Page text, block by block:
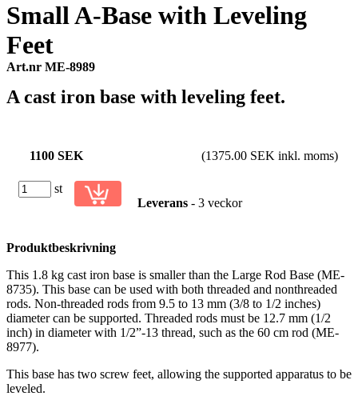
Small A-Base with Leveling
Feet
Art.nr ME-8989
A cast iron base with leveling feet.
1100 SEK (1375.00 SEK inkl. moms)
st
Leverans - 3 veckor
Produktbeskrivning
This 1.8 kg cast iron base is smaller than the Large Rod Base (ME-
8735). This base can be used with both threaded and nonthreaded
rods. Non-threaded rods from 9.5 to 13 mm (3/8 to 1/2 inches)
diameter can be supported. Threaded rods must be 12.7 mm (1/2
inch) in diameter with 1/2”-13 thread, such as the 60 cm rod (ME-
8977).
This base has two screw feet, allowing the supported apparatus to be
leveled.